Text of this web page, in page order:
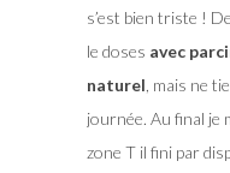
s’est bien triste !
le doses avec
naturel , mais ne
journée. Au final je
zone T il fini par